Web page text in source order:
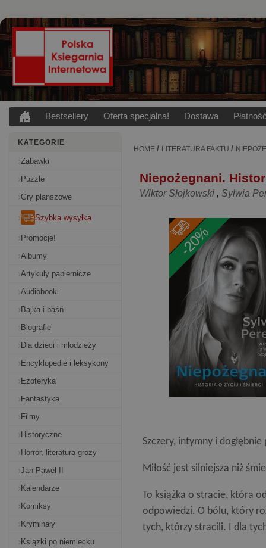
Bestsellery Oferta specjalna! Dostawa
KATEGORIE
Zabawki
Puzzle
Gry planszowe
Szybka wysyłka
Promocje!
Albumy
Artykuly papiernicze
Audiobooki
Bajka i baśń
Biografie
Dla dzieci i młodzieży
Encyklopedie i leksykony
Ezoteryka
Fantastyka
Filmy
Historyczne
Horror, literatura grozy
Jan Paweł II
Kalendarze
Komiksy
Kryminały
Ksiązki po niemiecku
HOME / LITERATURA FAKTU /
Niepożegnani.
Wiktor Słojkowski , Sylwia
-20%
Szczery, intymny i
Miłość jest silniejsza niż
To książka o stracie, która
odpowiedzi. O bólu, który
tych, którzy stracili. I dla